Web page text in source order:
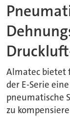
Almatec bietet
der E-Serie
pneumatische
zu